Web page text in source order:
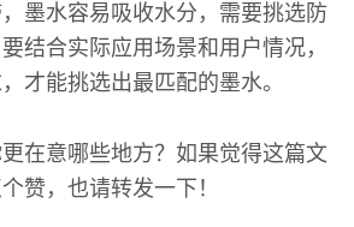
墨水容易吸收水分，需要挑选防
结合实际应用场景和用户情况，
才能挑选出最匹配的墨水。
在意哪些地方？如果觉得这篇文
赞，也请转发一下！